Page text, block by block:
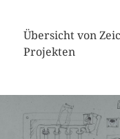
Übersicht von
Projekten